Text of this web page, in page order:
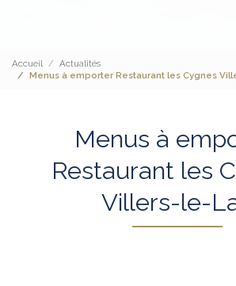
Accueil
Actualités
Menus à emporter Restaurant les Cygnes
Menus à
Restaurant les
Villers-le-